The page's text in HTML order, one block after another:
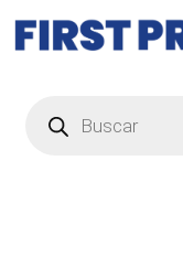
productos